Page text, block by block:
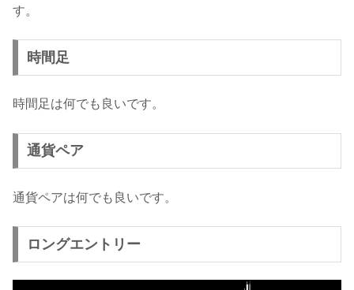
す。
時間足
時間足は何でも良いです。
通貨ペア
通貨ペアは何でも良いです。
ロングエントリー